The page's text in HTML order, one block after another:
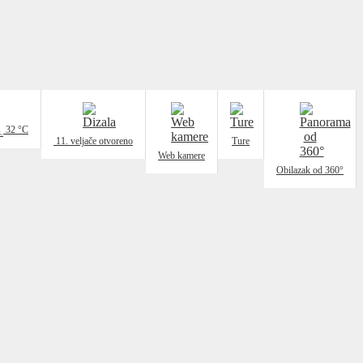
Obilazak od 360°
Ture
Web kamere
11. veljače otvoreno
32 °C